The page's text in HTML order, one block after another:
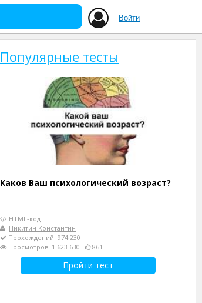
Войти
Популярные тесты
Каков Ваш психологический возраст?
HTML-код
Никитин Константин
Прохождений: 974 230
Просмотров: 1 623 630
861
Пройти тест